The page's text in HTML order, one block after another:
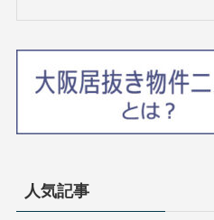
人気記事